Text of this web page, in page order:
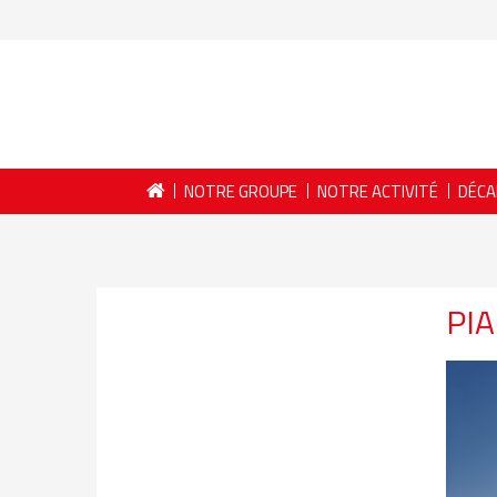
NOTRE GROUPE NOTRE ACTIVITÉ